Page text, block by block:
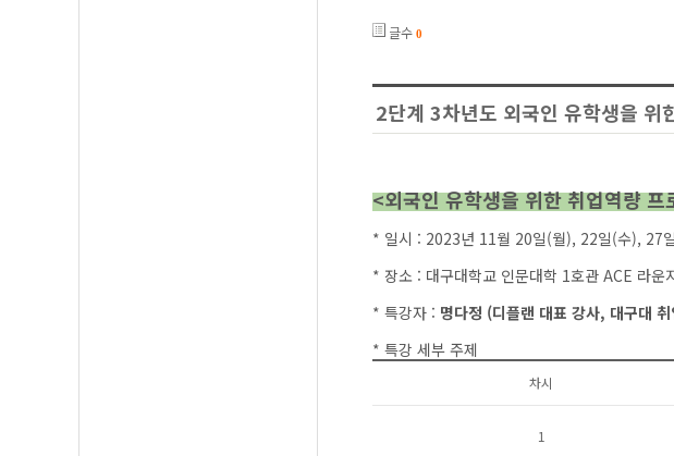
글수 0
2단계 3차년도 외국인 유학생을 위
<외국인 유학생을 위한 취업역량 프
* 일시 : 2023년 11월 20일(월), 22일(수), 27
* 장소 : 대구대학교 인문대학 1호관 ACE 라운
* 특강자 : 명다정 (디플랜 대표 강사, 대구대
* 특강 세부 주제
차시
1